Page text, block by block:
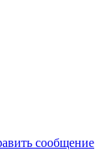
сообщение